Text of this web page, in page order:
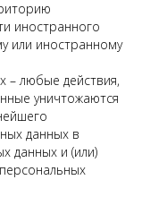
иностранного
или иностранному
– любые действия,
уничтожаются
данных в
данных и (или)